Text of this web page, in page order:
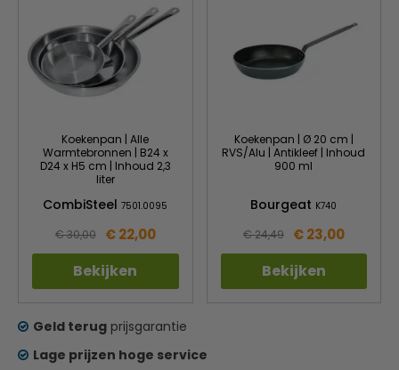
Koekenpan | Alle
Warmtebronnen | B24 x
D24 x H5 cm | Inhoud 2,3
liter
CombiSteel7501.0095
€ 30,00 € 22,00
Bekijken
Koekenpan | Ø 20 cm |
RVS/Alu | Antikleef | Inhoud
900 ml
Bourgeat K740
€ 24,49 € 23,00
Bekijken
Geld terug prijsgarantie
Lage prijzen hoge service